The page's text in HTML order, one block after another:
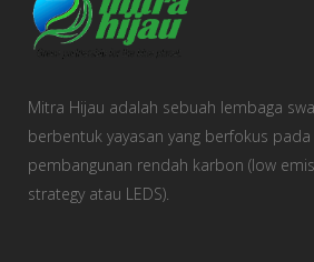
Mitra Hijau adalah sebuah lembaga
berbentuk yayasan yang berfokus
pembangunan rendah karbon (low
strategy atau LEDS).